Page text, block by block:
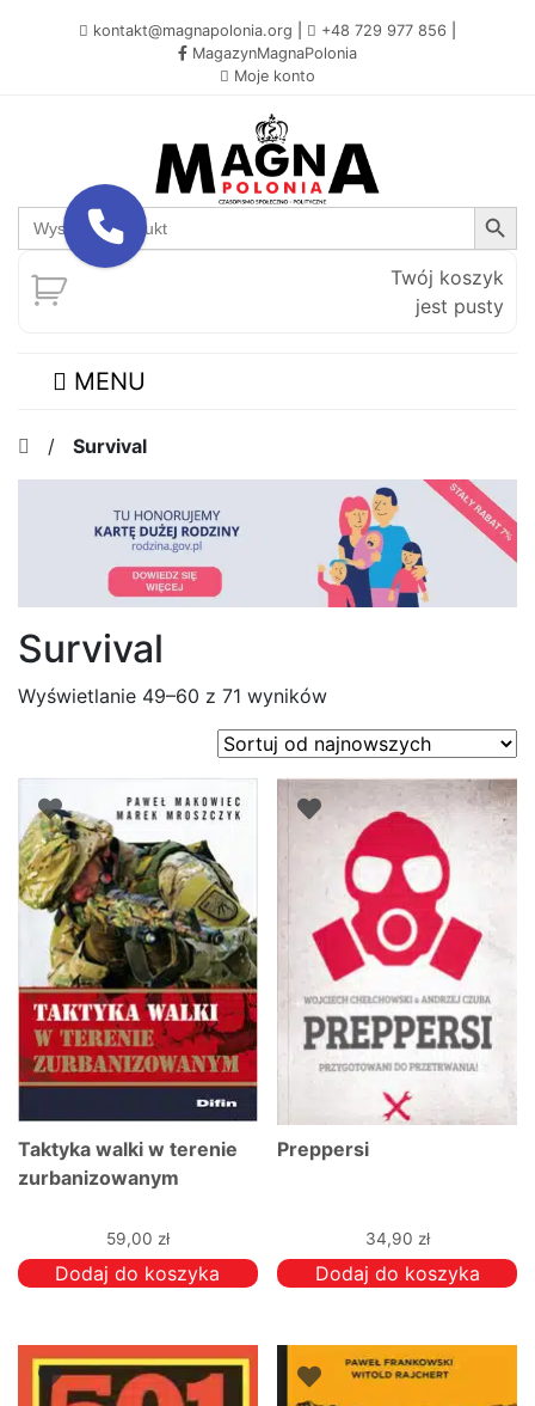
kontakt@magnapolonia.org +48 729 977 856
MagazynMagnaPolonia
Moje konto
Search
for:
Search Button
Twój koszyk
jest pusty
MENU
/ Survival
Survival
Wyświetlanie 49–60 z 71 wynikówPosortowane
według
najnowszych
Taktyka walki w terenie
zurbanizowanym
59,00 zł
Dodaj do koszyka
Preppersi
34,90 zł
Dodaj do koszyka